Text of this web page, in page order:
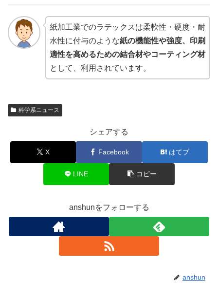
紙加工業でのラテックスは柔軟性・硬度・耐
水性に付与のような紙の機能性や強度、印刷
適性を高めるための結合材やコーティング材
として、利用されています。
科学系ニュース
シェアする
X Facebook はてブ
LINE コピー
anshunをフォローする
anshun